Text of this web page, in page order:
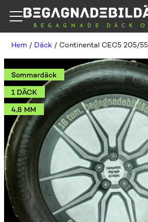
Hem / Däck / Continental CEC5 205/
Sommardäck
1 DÄCK
4,8 MM